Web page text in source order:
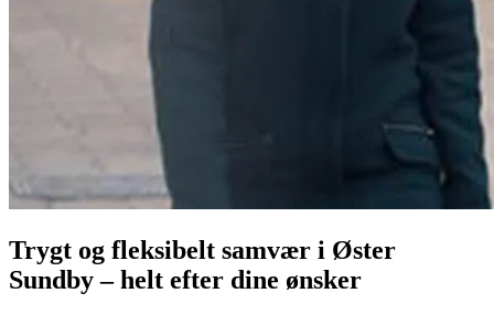
Trygt og fleksibelt samvær i Øster
Sundby – helt efter dine ønsker